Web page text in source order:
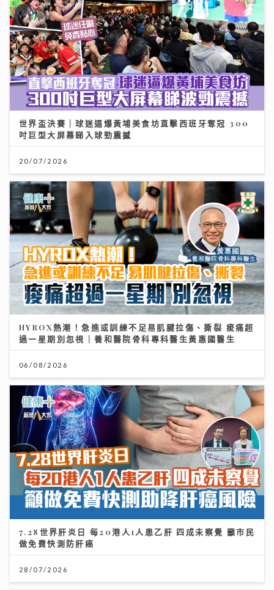
世界盃決賽｜球迷逼爆黃埔美食坊直擊西班牙奪冠 300
吋巨型大屏幕睇入球勁震撼
20/07/2026
HYROX熱潮！急進或訓練不足易肌腱拉傷、撕裂 痠痛超
過一星期別忽視｜養和醫院骨科專科醫生黃惠國醫生
06/08/2026
7.28世界肝炎日 每20港人1人患乙肝 四成未察覺 籲市民
做免費快測防肝癌
28/07/2026